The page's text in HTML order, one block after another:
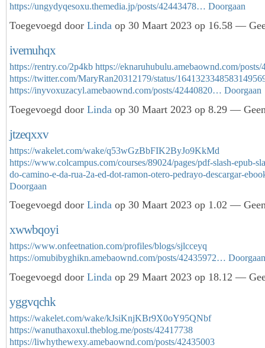
https://ungydyqesoxu.themedia.jp/posts/42443478… Doorgaan
Toegevoegd door Linda op 30 Maart 2023 op 16.58 —
ivemuhqx
https://rentry.co/2p4kb https://eknaruhubulu.amebaownd.com/posts/
https://twitter.com/MaryRan20312179/status/
https://inyvoxuzacyl.amebaownd.com/posts/42440820… Doorgaan
Toegevoegd door Linda op 30 Maart 2023 op 8.29 —
jtzeqxxv
https://wakelet.com/wake/q53wGzBbFIK2ByJo9KkMd
https://www.colcampus.com/courses/89024/pages/pdf-slash-epub-
do-camino-e-da-rua-2a-ed-dot-ramon-otero-pedrayo-descargar-
Doorgaan
Toegevoegd door Linda op 30 Maart 2023 op 1.02 —
xwwbqoyi
https://www.onfeetnation.com/profiles/blogs/sjlcceyq
https://omubibyghikn.amebaownd.com/posts/42435972… Doorgaan
Toegevoegd door Linda op 29 Maart 2023 op 18.12 —
yggvqchk
https://wakelet.com/wake/kJsiKnjKBr9X0oY95QNbf
https://wanuthaxoxul.theblog.me/posts/42417738
https://liwhythewexy.amebaownd.com/posts/42435003